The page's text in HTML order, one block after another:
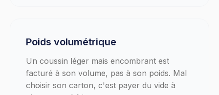
Poids volumétrique
Un coussin léger mais encombrant est
facturé à son volume, pas à son poids. Mal
choisir son carton, c'est payer du vide à